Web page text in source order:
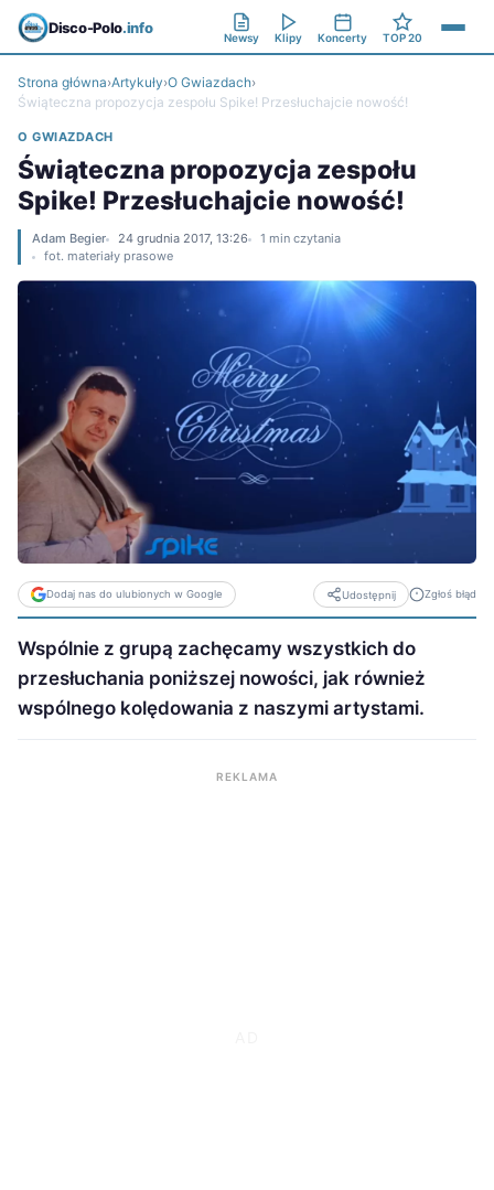
Disco-Polo.info
Newsy Klipy Koncerty TOP 20
Strona główna›Artykuły›O Gwiazdach›
Świąteczna propozycja zespołu Spike! Przesłuchajcie nowość!
O GWIAZDACH
Świąteczna propozycja zespołu
Spike! Przesłuchajcie nowość!
Adam Begier 24 grudnia 2017, 13:26
1 min czytania
fot. materiały prasowe
Dodaj nas do ulubionych w Google Udostępnij Zgłoś błąd
Wspólnie z grupą zachęcamy wszystkich do
przesłuchania poniższej nowości, jak również
wspólnego kolędowania z naszymi artystami.
REKLAMA